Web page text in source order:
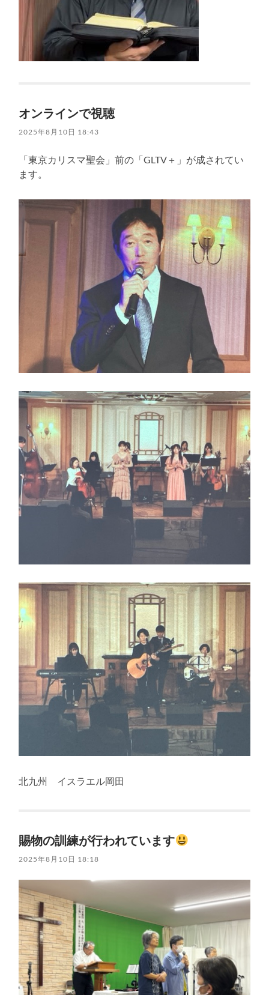
オンラインで視聴
2025年8月10日 18:43
「東京カリスマ聖会」前の「GLTV＋」が成されてい
ます。
北九州 イスラエル岡田
賜物の訓練が行われています
2025年8月10日 18:18